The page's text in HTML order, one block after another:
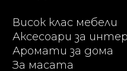
Висок клас мебели
Аксесоари за
Аромати за дома
За масата